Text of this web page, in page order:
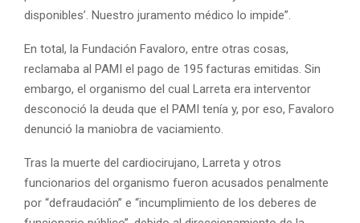
disponibles’. Nuestro juramento médico lo impide”.
En total, la Fundación Favaloro, entre otras cosas,
reclamaba al PAMI el pago de 195 facturas emitidas. Sin
embargo, el organismo del cual Larreta era interventor
desconoció la deuda que el PAMI tenía y, por eso, Favaloro
denunció la maniobra de vaciamiento.
Tras la muerte del cardiocirujano, Larreta y otros
funcionarios del organismo fueron acusados penalmente
por “defraudación” e “incumplimiento de los deberes de